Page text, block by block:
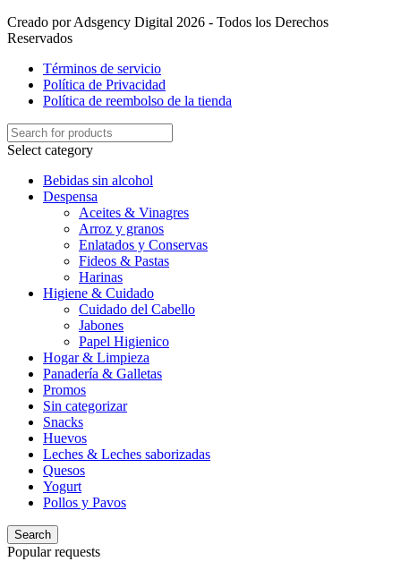
Creado por Adsgency Digital 2026 - Todos los Derechos
Reservados
Términos de servicio
Política de Privacidad
Política de reembolso de la tienda
Select category
Bebidas sin alcohol
Despensa
Aceites & Vinagres
Arroz y granos
Enlatados y Conservas
Fideos & Pastas
Harinas
Higiene & Cuidado
Cuidado del Cabello
Jabones
Papel Higienico
Hogar & Limpieza
Panadería & Galletas
Promos
Sin categorizar
Snacks
Huevos
Leches & Leches saborizadas
Quesos
Yogurt
Pollos y Pavos
Search
Popular requests